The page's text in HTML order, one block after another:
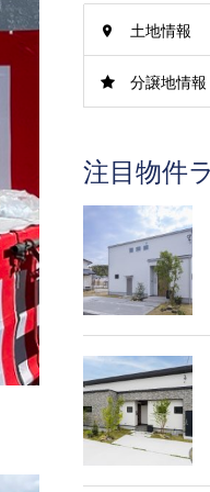
土地情報
分譲地情報
注目物件